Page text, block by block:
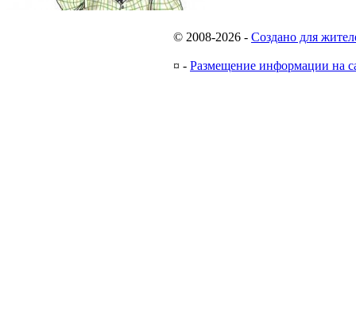
© 2008-2026 - Создано для
¤ - Размещение информации на